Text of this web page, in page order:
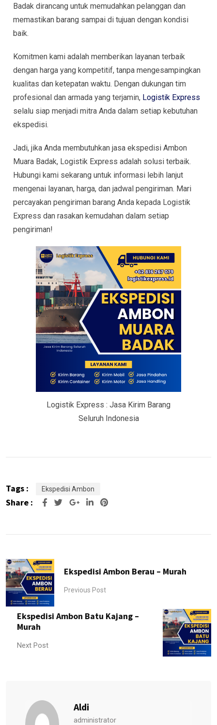
Badak dirancang untuk memudahkan pelanggan dan
memastikan barang sampai di tujuan dengan kondisi
baik.
Komitmen kami adalah memberikan layanan terbaik
dengan harga yang kompetitif, tanpa mengesampingkan
kualitas dan ketepatan waktu. Dengan dukungan tim
profesional dan armada yang terjamin, Logistik Express
selalu siap menjadi mitra Anda dalam setiap kebutuhan
ekspedisi.
Jadi, jika Anda membutuhkan jasa ekspedisi Ambon
Muara Badak, Logistik Express adalah solusi terbaik.
Hubungi kami sekarang untuk informasi lebih lanjut
mengenai layanan, harga, dan jadwal pengiriman. Mari
percayakan pengiriman barang Anda kepada Logistik
Express dan rasakan kemudahan dalam setiap
pengiriman!
Logistik Express : Jasa Kirim Barang
Seluruh Indonesia
Tags : Ekspedisi Ambon
Share : Google+LinkedIn
Pinterest
Ekspedisi Ambon Berau – Murah
Previous Post
Ekspedisi Ambon Batu Kajang –
Murah
Next Post
Aldi
administrator